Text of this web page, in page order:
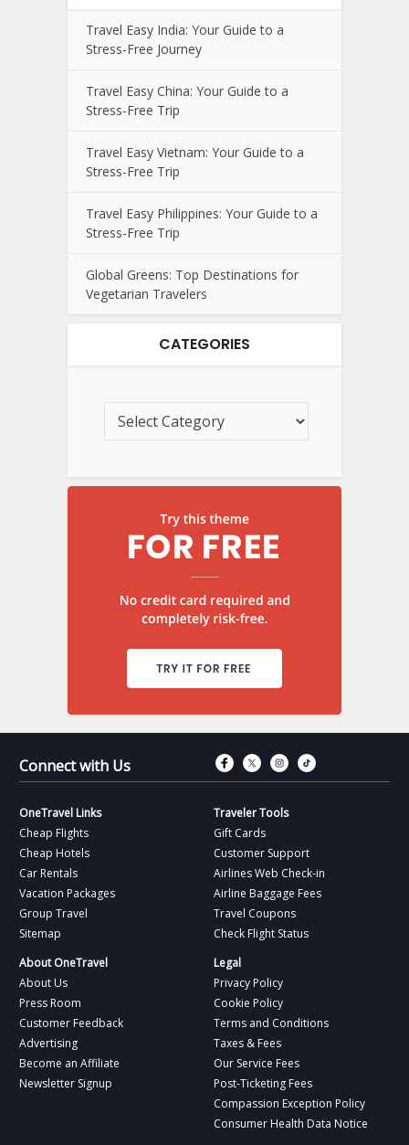
Travel Easy India: Your Guide to a
Stress-Free Journey
Travel Easy China: Your Guide to a
Stress-Free Trip
Travel Easy Vietnam: Your Guide to a
Stress-Free Trip
Travel Easy Philippines: Your Guide to a
Stress-Free Trip
Global Greens: Top Destinations for
Vegetarian Travelers
CATEGORIES
Connect with Us Connect with
Connect with
Connect
OneTravel Links
Cheap Flights
Cheap Hotels
Car Rentals
Vacation Packages
Group Travel
Sitemap
Traveler Tools
Gift Cards
Customer Support
Airlines Web Check-in
Airline Baggage Fees
Travel Coupons
Check Flight Status
About OneTravel
About Us
Press Room
Customer Feedback
Advertising
Become an Affiliate
Newsletter Signup
Legal
Privacy Policy
Cookie Policy
Terms and Conditions
Taxes & Fees
Our Service Fees
Post-Ticketing Fees
Compassion Exception Policy
Consumer Health Data Notice